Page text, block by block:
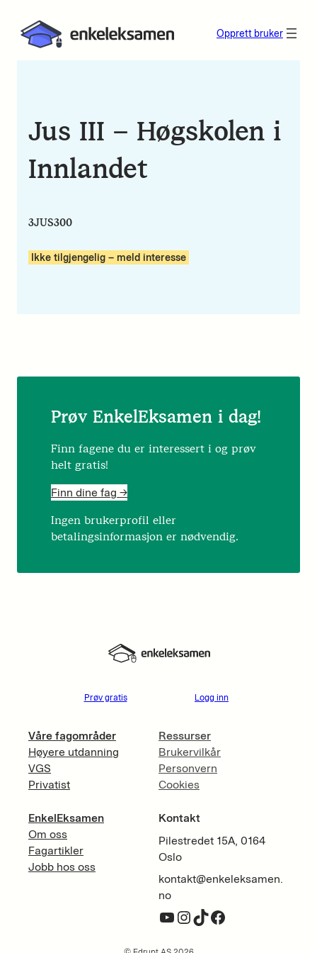
Opprett bruker
Jus III – Høgskolen i
Innlandet
3JUS300
Ikke tilgjengelig – meld interesse
Prøv EnkelEksamen i dag!
Finn fagene du er interessert i og prøv
helt gratis!
Finn dine fag ->
Ingen brukerprofil eller
betalingsinformasjon er nødvendig.
Prøv gratis Logg inn
Våre fagområder
Høyere utdanning
VGS
Privatist
EnkelEksamen
Om oss
Fagartikler
Jobb hos oss
Ressurser
Brukervilkår
Personvern
Cookies
Kontakt
Pilestredet 15A, 0164
Oslo
kontakt@enkeleksamen.
no
YouTube InstagramTikTok Facebook